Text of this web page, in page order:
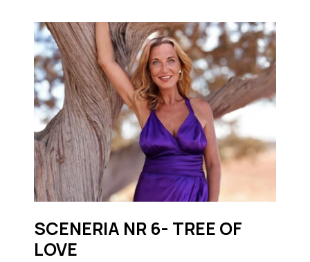
SCENERIA NR 6- TREE OF
LOVE